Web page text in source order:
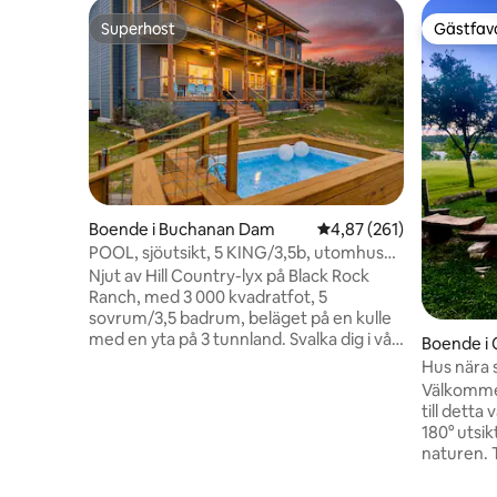
Superhost
Superhost
Boende i Buchanan Dam 4,87 av 5 i
4,87 (261)
POOL, sjöutsikt, 5 KING/3,5b, utomhus
Cabana
Njut av Hill Country-lyx på Black Rock
Ranch, med 3 000 kvadratfot, 5
sovrum/3,5 badrum, beläget på en kulle
med en yta på 3 tunnland. Svalka dig i vår
Boende i
Hus nära
och
till detta
180°
naturen.